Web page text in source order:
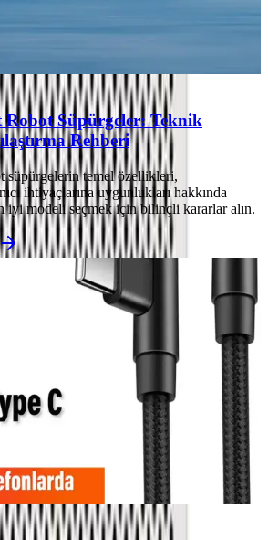
Robot Süpürgeler: Teknik
Rehberi
süpürgelerin temel özellikleri,
ihtiyaçlarına uygunlukları hakkında
iyi modeli seçmek için bilinçli kararlar alın.